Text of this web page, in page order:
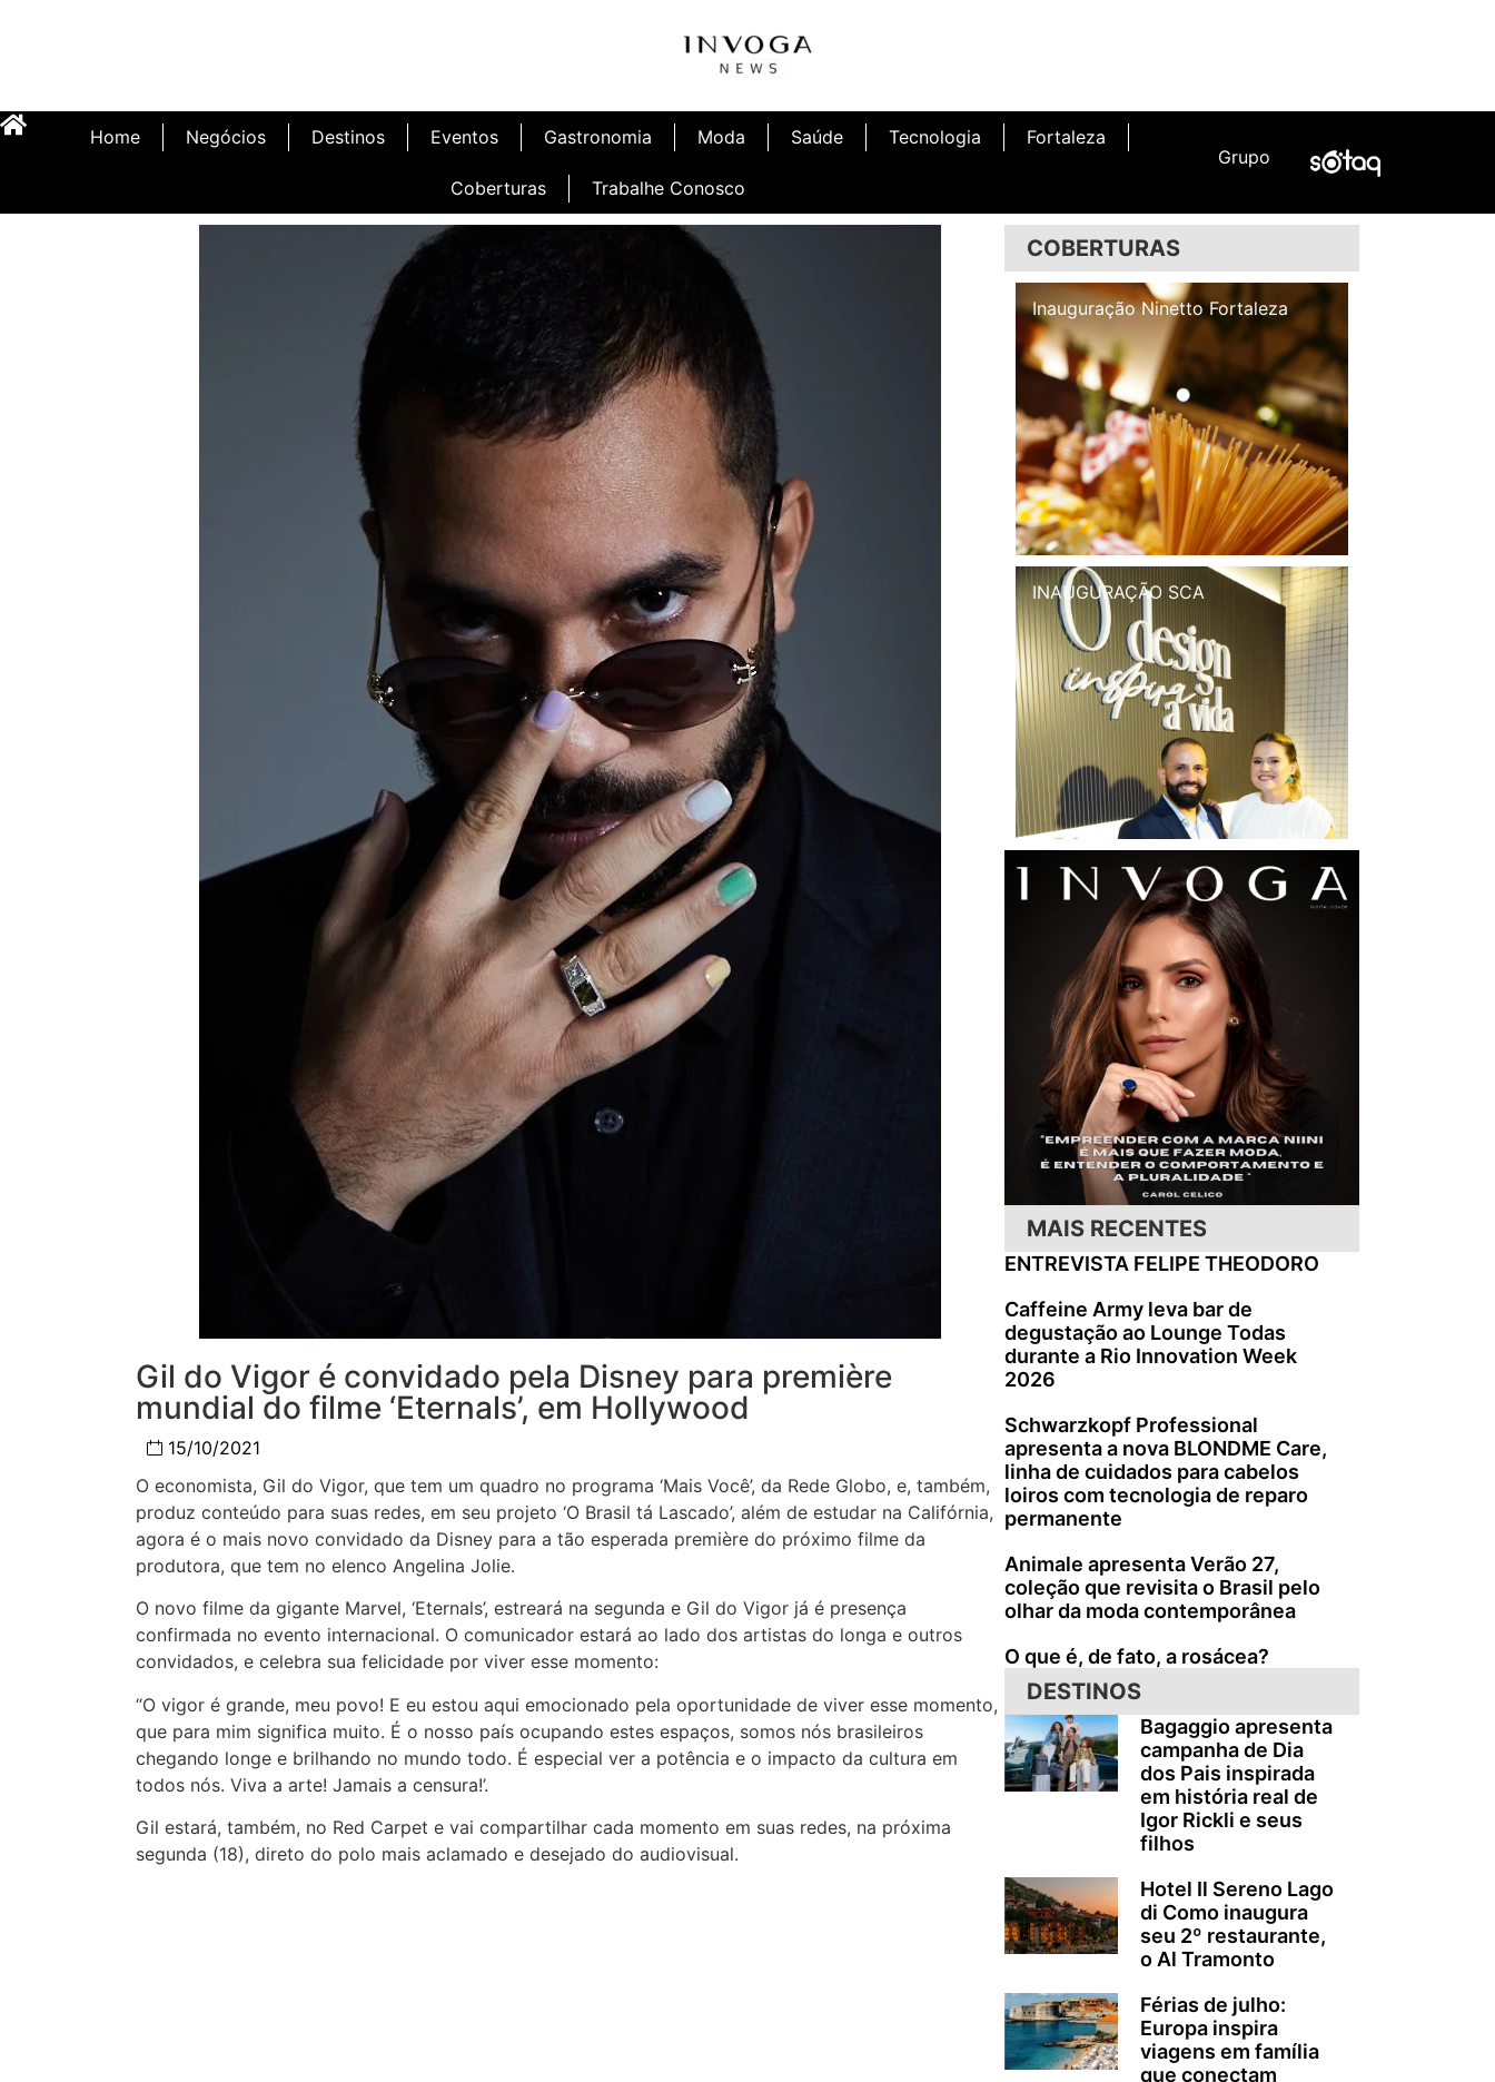
Home Negócios Destinos Eventos Gastronomia Moda Saúde Tecnologia Fortaleza
Coberturas Trabalhe Conosco
Grupo
Gil do Vigor é convidado pela Disney para première
mundial do filme ‘Eternals’, em Hollywood
15/10/2021
O economista, Gil do Vigor, que tem um quadro no programa ‘Mais Você’, da Rede Globo, e, também,
produz conteúdo para suas redes, em seu projeto ‘O Brasil tá Lascado’, além de estudar na Califórnia,
agora é o mais novo convidado da Disney para a tão esperada première do próximo filme da
produtora, que tem no elenco Angelina Jolie.
O novo filme da gigante Marvel, ‘Eternals’, estreará na segunda e Gil do Vigor já é presença
confirmada no evento internacional. O comunicador estará ao lado dos artistas do longa e outros
convidados, e celebra sua felicidade por viver esse momento:
“O vigor é grande, meu povo! E eu estou aqui emocionado pela oportunidade de viver esse momento,
que para mim significa muito. É o nosso país ocupando estes espaços, somos nós brasileiros
chegando longe e brilhando no mundo todo. É especial ver a potência e o impacto da cultura em
todos nós. Viva a arte! Jamais a censura!’.
Gil estará, também, no Red Carpet e vai compartilhar cada momento em suas redes, na próxima
segunda (18), direto do polo mais aclamado e desejado do audiovisual.
COBERTURAS
Inauguração Illa Café Inauguração Ninetto Fortaleza Inauguração Illa Café
INAUGURAÇÃO SCA
MAIS RECENTES
ENTREVISTA FELIPE THEODORO
Caffeine Army leva bar de
degustação ao Lounge Todas
durante a Rio Innovation Week
2026
Schwarzkopf Professional
apresenta a nova BLONDME Care,
linha de cuidados para cabelos
loiros com tecnologia de reparo
permanente
Animale apresenta Verão 27,
coleção que revisita o Brasil pelo
olhar da moda contemporânea
O que é, de fato, a rosácea?
DESTINOS
Bagaggio apresenta
campanha de Dia
dos Pais inspirada
em história real de
Igor Rickli e seus
filhos
Hotel Il Sereno Lago
di Como inaugura
seu 2º restaurante,
o Al Tramonto
Férias de julho:
Europa inspira
viagens em família
que conectam